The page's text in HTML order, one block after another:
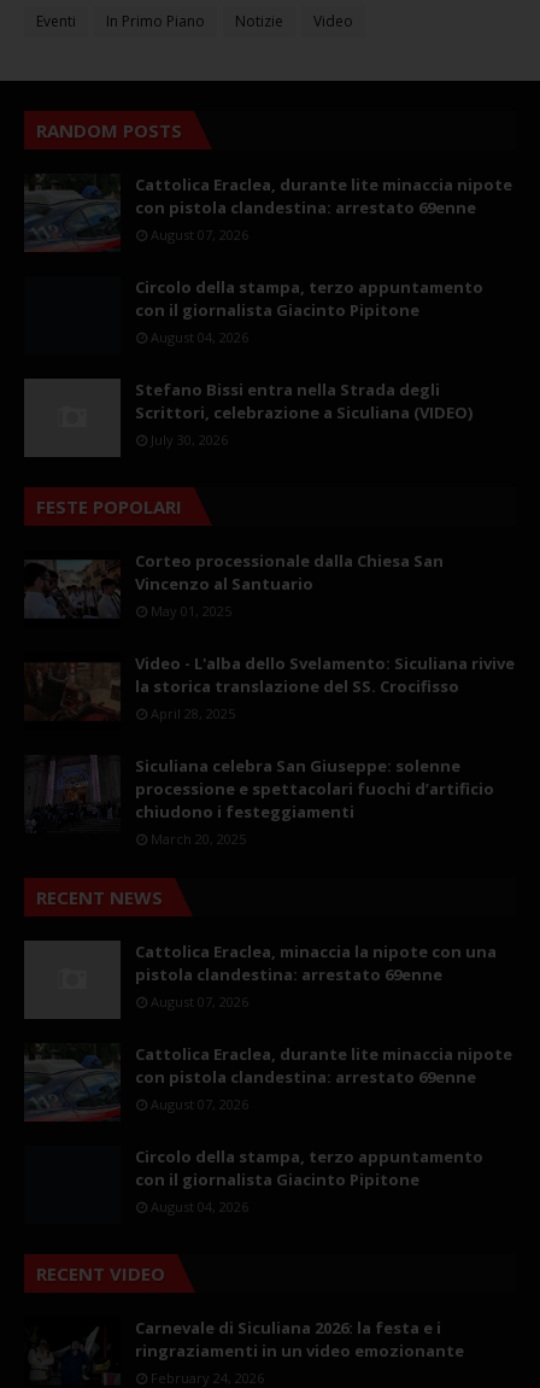
Eventi In Primo Piano Notizie Video
RANDOM POSTS
Cattolica Eraclea, durante lite minaccia nipote
con pistola clandestina: arrestato 69enne
August 07, 2026
Circolo della stampa, terzo appuntamento
con il giornalista Giacinto Pipitone
August 04, 2026
Stefano Bissi entra nella Strada degli
Scrittori, celebrazione a Siculiana (VIDEO)
July 30, 2026
FESTE POPOLARI
Corteo processionale dalla Chiesa San
Vincenzo al Santuario
May 01, 2025
Video - L'alba dello Svelamento: Siculiana rivive
la storica translazione del SS. Crocifisso
April 28, 2025
Siculiana celebra San Giuseppe: solenne
processione e spettacolari fuochi d’artificio
chiudono i festeggiamenti
March 20, 2025
RECENT NEWS
Cattolica Eraclea, minaccia la nipote con una
pistola clandestina: arrestato 69enne
August 07, 2026
Cattolica Eraclea, durante lite minaccia nipote
con pistola clandestina: arrestato 69enne
August 07, 2026
Circolo della stampa, terzo appuntamento
con il giornalista Giacinto Pipitone
August 04, 2026
RECENT VIDEO
Carnevale di Siculiana 2026: la festa e i
ringraziamenti in un video emozionante
February 24, 2026